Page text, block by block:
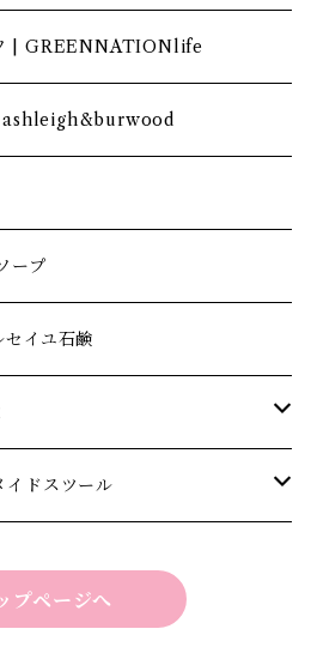
| GREENNATIONlife
ashleigh&burwood
ープ
イユ石鹸
イドスツール
プページへ